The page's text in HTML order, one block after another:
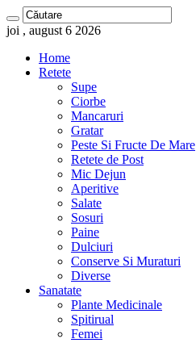
joi , august 6 2026
Home
Retete
Supe
Ciorbe
Mancaruri
Gratar
Peste Si Fructe De Mare
Retete de Post
Mic Dejun
Aperitive
Salate
Sosuri
Paine
Dulciuri
Conserve Si Muraturi
Diverse
Sanatate
Plante Medicinale
Spitirual
Femei